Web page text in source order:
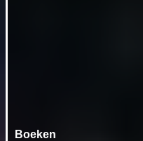
Boeken